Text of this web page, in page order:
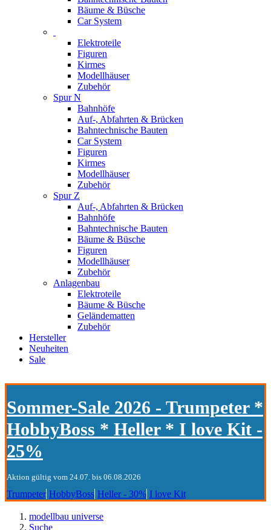
Bäume & Büsche
Car System
Elektroteile
Figuren
Kirmes
Modellhäuser
Zubehör
Spur N
Bahnhöfe
Auf-, Abfahrten & Brücken
Bahntechnische Bauten
Car System
Figuren
Kirmes
Modellhäuser
Zubehör
Spur Z
Auf-, Abfahrten & Brücken
Bahnhöfe
Bahntechnische Bauten
Bäume & Büsche
Figuren
Modellhäuser
Zubehör
Anlagenbau
Elektroteile
Bäume & Büsche
Geländematten
Zubehör
Hersteller
Neuheiten
Sale
Sommer-Sale 2026 - Trumpeter *
HobbyBoss * Heller * I love Kit -
25%
Aktion gültig vom 24.07. bis 06.08.2026
Trumpeter HobbyBoss Heller - 30% I love Kit
modellbau universe
Suche